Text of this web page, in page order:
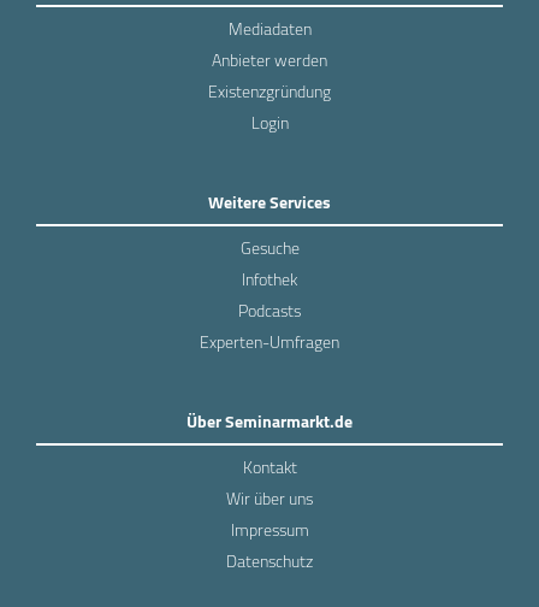
Mediadaten
Anbieter werden
Existenzgründung
Login
Weitere Services
Gesuche
Infothek
Podcasts
Experten-Umfragen
Über Seminarmarkt.de
Kontakt
Wir über uns
Impressum
Datenschutz